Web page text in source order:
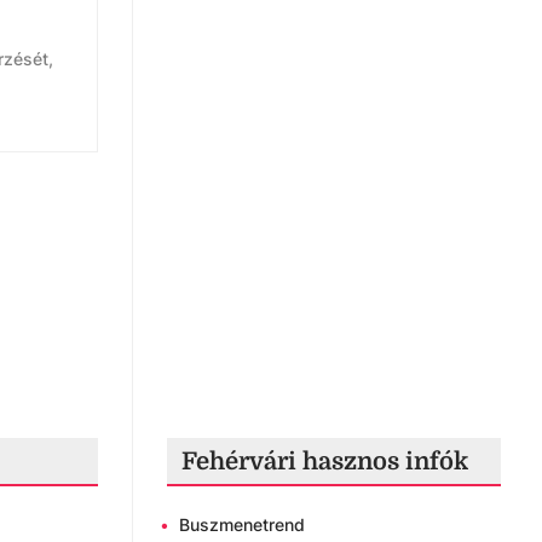
Fehérvári hasznos infók
• Buszmenetrend